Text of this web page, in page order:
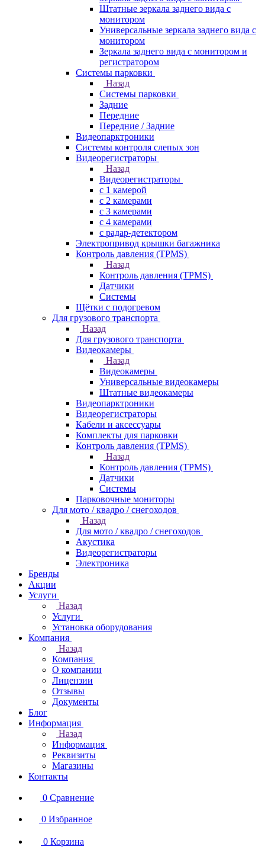
Штатные зеркала заднего вида с
монитором
Универсальные зеркала заднего вида с
монитором
Зеркала заднего вида с монитором и
регистратором
Системы парковки
Назад
Системы парковки
Задние
Передние
Передние / Задние
Видеопарктроники
Системы контроля слепых зон
Видеорегистраторы
Назад
Видеорегистраторы
с 1 камерой
с 2 камерами
с 3 камерами
с 4 камерами
с радар-детектором
Электропривод крышки багажника
Контроль давления (TPMS)
Назад
Контроль давления (TPMS)
Датчики
Системы
Щётки с подогревом
Для грузового транспорта
Назад
Для грузового транспорта
Видеокамеры
Назад
Видеокамеры
Универсальные видеокамеры
Штатные видеокамеры
Видеопарктроники
Видеорегистраторы
Кабели и аксессуары
Комплекты для парковки
Контроль давления (TPMS)
Назад
Контроль давления (TPMS)
Датчики
Системы
Парковочные мониторы
Для мото / квадро / снегоходов
Назад
Для мото / квадро / снегоходов
Акустика
Видеорегистраторы
Электроника
Бренды
Акции
Услуги
Назад
Услуги
Установка оборудования
Компания
Назад
Компания
О компании
Лицензии
Отзывы
Документы
Блог
Информация
Назад
Информация
Реквизиты
Магазины
Контакты
0 Сравнение
0 Избранное
0 Корзина